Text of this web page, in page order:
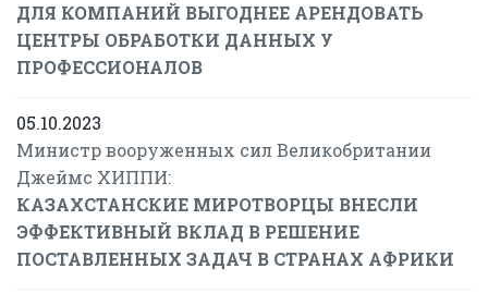
ДЛЯ КОМПАНИЙ ВЫГОДНЕЕ АРЕНДОВАТЬ
ЦЕНТРЫ ОБРАБОТКИ ДАННЫХ У
ПРОФЕССИОНАЛОВ
05.10.2023
Министр вооруженных сил Великобритании
Джеймс ХИППИ:
КАЗАХСТАНСКИЕ МИРОТВОРЦЫ ВНЕСЛИ
ЭФФЕКТИВНЫЙ ВКЛАД В РЕШЕНИЕ
ПОСТАВЛЕННЫХ ЗАДАЧ В СТРАНАХ АФРИКИ